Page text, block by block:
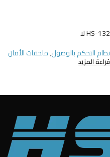
HS-132 لا
نظام التحكم بالوصول,ملحقات الأمان
قراءة المزيد